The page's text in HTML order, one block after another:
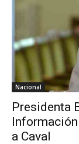
Nacional
Presidenta
a Caval